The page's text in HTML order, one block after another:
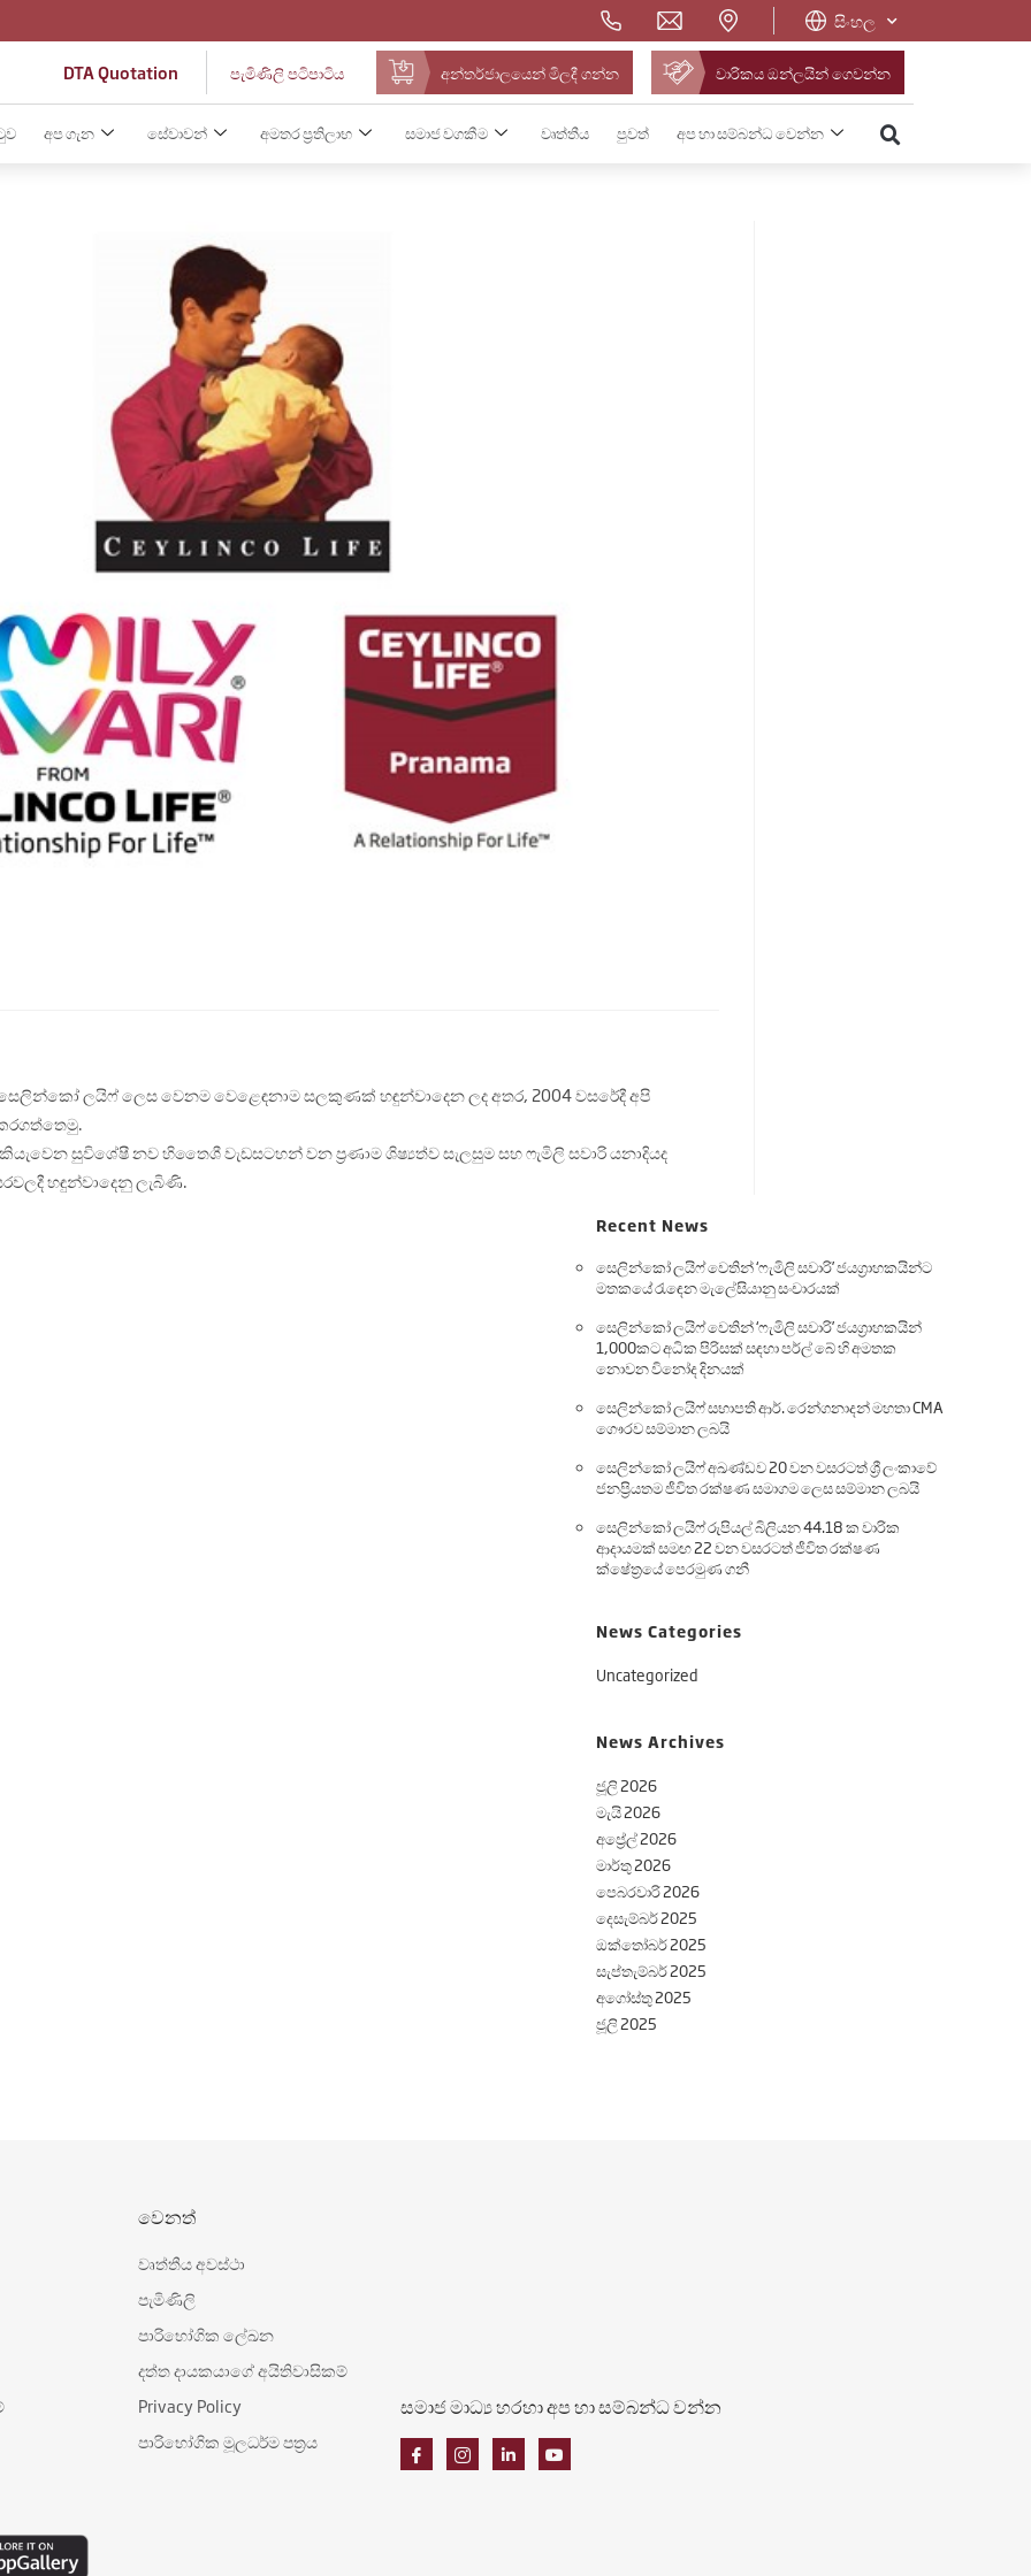
සිංහල
DTA Quotation පැමිණිලි පටිපාටිය අන්තර්ජාලයෙන් මිලදී ගන්න වාරිකය ඔන්ලයින් ගෙවන්න
අප ගැන සේවාවන් අමතර ප්‍රතිලාභ සමාජ වගකීම වෘත්තීය පුවත් අප හා සම්බන්ධ වෙන්න
සෙලින්කෝ ලයිෆ් ලෙස වෙනම වෙළෙඳනාම සලකුණක් හඳුන්වාදෙන ලද අතර, 2004 වසරේදී අපි
සුවිශේෂී නව හිතෛශී වැඩසටහන් වන ප‍්‍රණාම ශිෂ්‍යත්ව සැලසුම සහ ෆැමිලි සවාරි යනාදියද
හඳුන්වාදෙනු ලැබිණි.
Recent News
සෙලින්කෝ ලයිෆ් වෙතින් ‘ෆැමිලි සවාරි’ ජයග්‍රාහකයින්ට
මතකයේ රැඳෙන මැලේසියානු සංචාරයක්
සෙලින්කෝ ලයිෆ් වෙතින් ‘ෆැමිලි සවාරි’ ජයග්‍රාහකයින්
1,000කට අධික පිරිසක් සඳහා පර්ල් බේ හි අමතක
නොවන විනෝද දිනයක්
සෙලින්කෝ ලයිෆ් සභාපති ආර්. රෙන්ගනාදන් මහතා CMA
ගෞරව සම්මාන ලබයි
සෙලින්කෝ ලයිෆ් අඛණ්ඩව 20 වන වසරටත් ශ්‍රී ලංකාවේ
ජනප්‍රියතම ජීවිත රක්ෂණ සමාගම ලෙස සම්මාන ලබයි
සෙලින්කෝ ලයිෆ් රුපියල් බිලියන 44.18 ක වාරික
ආදායමක් සමඟ 22 වන වසරටත් ජීවිත රක්ෂණ
ක්ෂේත්‍රයේ පෙරමුණ ගනී
News Categories
Uncategorized
News Archives
ජූලි 2026
මැයි 2026
අප්‍රේල් 2026
මාර්තු 2026
පෙබරවාරි 2026
දෙසැම්බර් 2025
ඔක්තෝබර් 2025
සැප්තැම්බර් 2025
අගෝස්තු 2025
ජූලි 2025
වෙනත්
වෘත්තීය අවස්ථා
පැමිණිලි
පාරිභෝගික ලේඛන
දත්ත දායකයාගේ අයිතිවාසිකම්
Privacy Policy
පාරිභෝගික මූලධර්ම පත්‍රය
සමාජ මාධ්‍ය හරහා අප හා සම්බන්ධ වන්න